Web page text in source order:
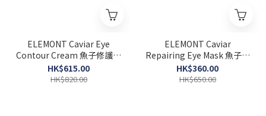
ELEMONT Caviar Eye
Contour Cream 魚子修護抗
皺眼霜 20ml
HK$615.00
HK$820.00
ELEMONT Caviar
Repairing Eye Mask 魚子三
重修護眼膜 30ml
HK$360.00
HK$650.00